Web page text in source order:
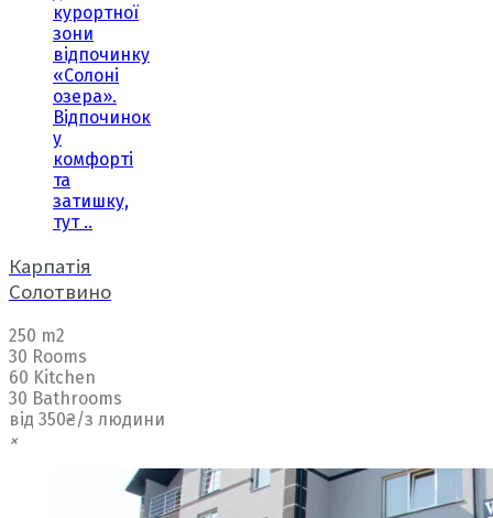
курортної
зони
відпочинку
«Солоні
озера».
Відпочинок
у
комфорті
та
затишку,
тут ..
Карпатія
Солотвино
250 m2
30 Rooms
60 Kitchen
30 Bathrooms
від 350₴/з людини
×